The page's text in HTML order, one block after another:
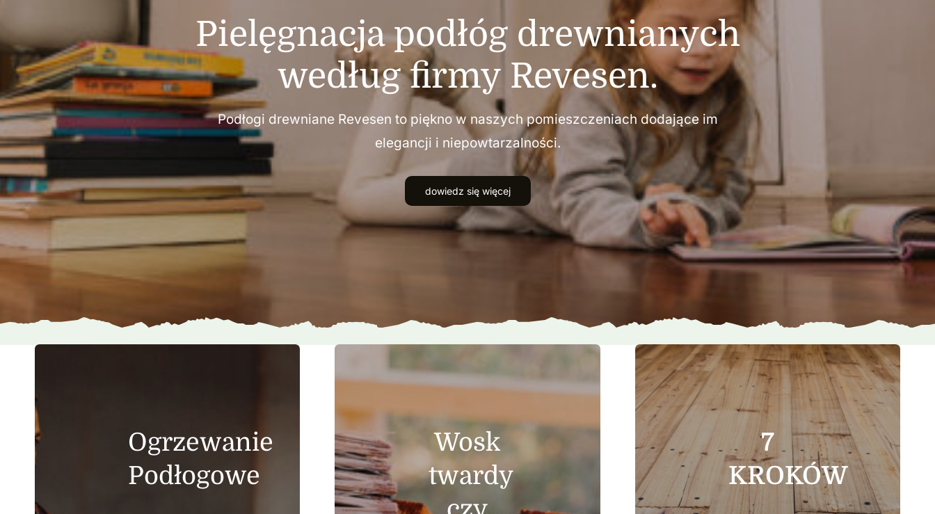
Pielęgnacja podłóg drewnianych
według firmy Revesen.
Podłogi drewniane Revesen to piękno w naszych pomieszczeniach dodające im
elegancji i niepowtarzalności.
dowiedz się więcej
Ogrzewanie
Podłogowe
Wosk
twardy
7
KROKÓW